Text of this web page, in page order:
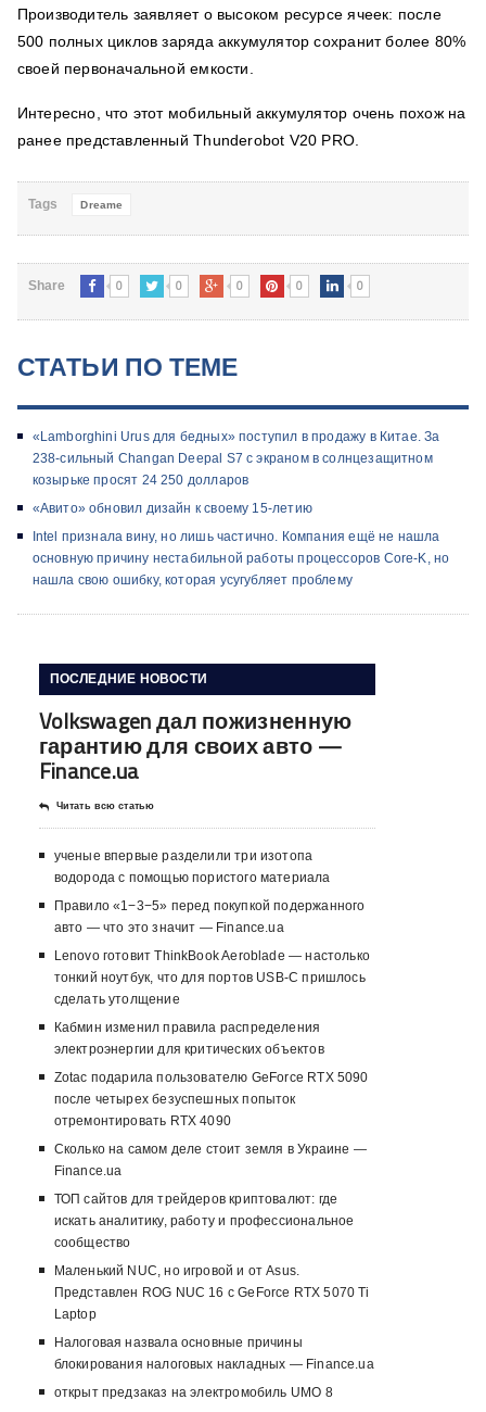
Производитель заявляет о высоком ресурсе ячеек: после
500 полных циклов заряда аккумулятор сохранит более 80%
своей первоначальной емкости.
Интересно, что этот мобильный аккумулятор очень похож на
ранее представленный Thunderobot V20 PRO.
Tags Dreame
Share 0 0 0 0 0
СТАТЬИ ПО ТЕМЕ
«Lamborghini Urus для бедных» поступил в продажу в Китае. За
238-сильный Changan Deepal S7 с экраном в солнцезащитном
козырьке просят 24 250 долларов
«Авито» обновил дизайн к своему 15-летию
Intel признала вину, но лишь частично. Компания ещё не нашла
основную причину нестабильной работы процессоров Core-K, но
нашла свою ошибку, которая усугубляет проблему
ПОСЛЕДНИЕ НОВОСТИ
Volkswagen дал пожизненную
гарантию для своих авто —
Finance.ua
Читать всю статью
ученые впервые разделили три изотопа
водорода с помощью пористого материала
Правило «1−3−5» перед покупкой подержанного
авто — что это значит — Finance.ua
Lenovo готовит ThinkBook Aeroblade — настолько
тонкий ноутбук, что для портов USB-C пришлось
сделать утолщение
Кабмин изменил правила распределения
электроэнергии для критических объектов
Zotac подарила пользователю GeForce RTX 5090
после четырех безуспешных попыток
отремонтировать RTX 4090
Сколько на самом деле стоит земля в Украине —
Finance.ua
ТОП сайтов для трейдеров криптовалют: где
искать аналитику, работу и профессиональное
сообщество
Маленький NUC, но игровой и от Asus.
Представлен ROG NUC 16 с GeForce RTX 5070 Ti
Laptop
Налоговая назвала основные причины
блокирования налоговых накладных — Finance.ua
открыт предзаказ на электромобиль UMO 8